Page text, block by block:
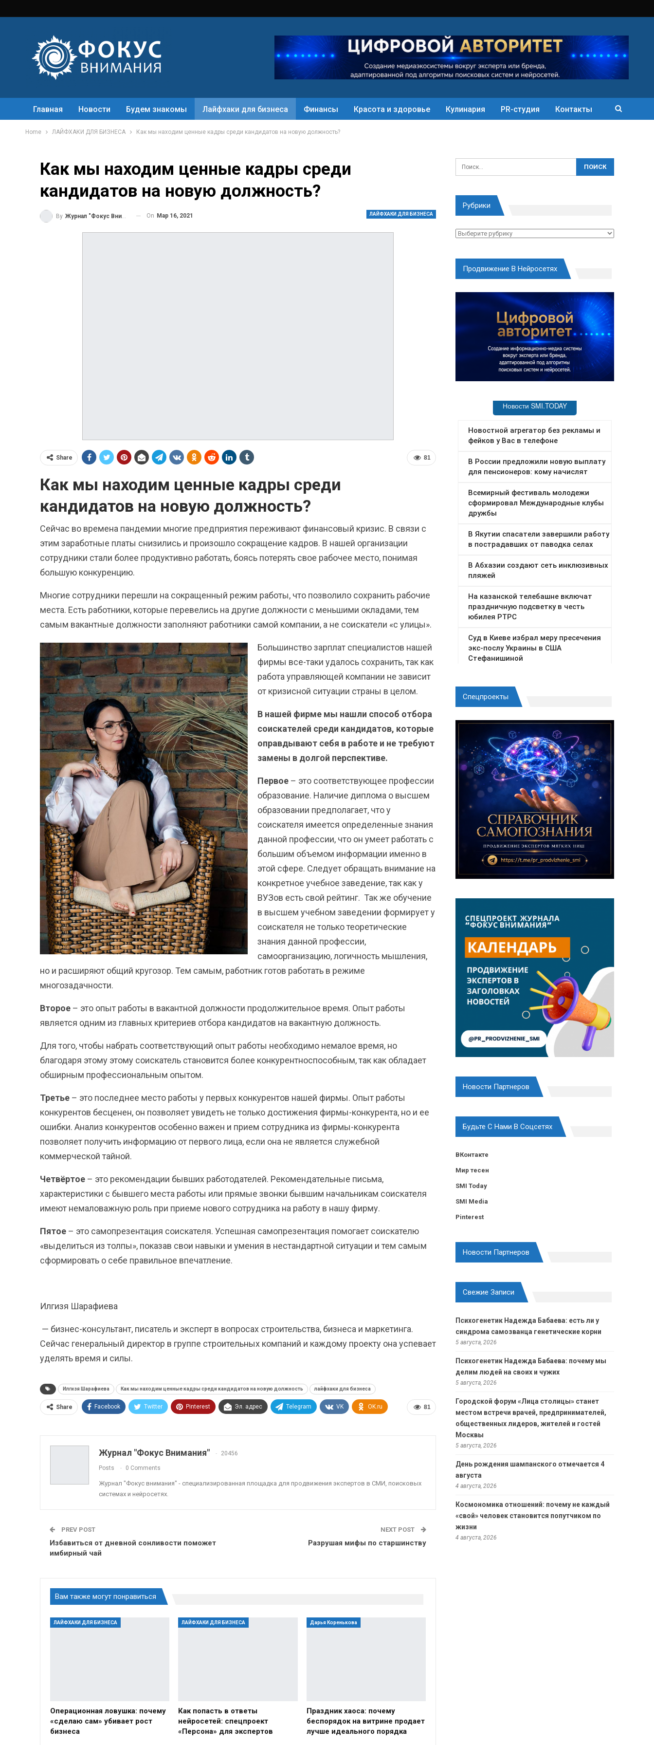
Главная Новости Будем знакомы Лайфхаки для бизнеса Финансы Красота и здоровье Кулинария PR-студия Контакты
Home ЛАЙФХАКИ ДЛЯ БИЗНЕСА Как мы находим ценные кадры среди кандидатов на новую должность?
Как мы находим ценные кадры среди
кандидатов на новую должность?
ЛАЙФХАКИ ДЛЯ БИЗНЕСА
By Журнал "Фокус Внимания" On Мар 16, 2021
81
Share
Как мы находим ценные кадры среди
кандидатов на новую должность?
Сейчас во времена пандемии многие предприятия переживают финансовый кризис. В связи с
этим заработные платы снизились и произошло сокращение кадров. В нашей организации
сотрудники стали более продуктивно работать, боясь потерять свое рабочее место, понимая
большую конкуренцию.
Многие сотрудники перешли на сокращенный режим работы, что позволило сохранить рабочие
места. Есть работники, которые перевелись на другие должности с меньшими окладами, тем
самым вакантные должности заполняют работники самой компании, а не соискатели «с улицы».
Большинство зарплат специалистов нашей
фирмы все-таки удалось сохранить, так как
работа управляющей компании не зависит
от кризисной ситуации страны в целом.
В нашей фирме мы нашли способ отбора
соискателей среди кандидатов, которые
оправдывают себя в работе и не требуют
замены в долгой перспективе.
Первое – это соответствующее профессии
образование. Наличие диплома о высшем
образовании предполагает, что у
соискателя имеется определенные знания
данной профессии, что он умеет работать с
большим объемом информации именно в
этой сфере. Следует обращать внимание на
конкретное учебное заведение, так как у
ВУЗов есть свой рейтинг. Так же обучение
в высшем учебном заведении формирует у
соискателя не только теоретические
знания данной профессии,
самоорганизацию, логичность мышления,
но и расширяют общий кругозор. Тем самым, работник готов работать в режиме
многозадачности.
Второе – это опыт работы в вакантной должности продолжительное время. Опыт работы
является одним из главных критериев отбора кандидатов на вакантную должность.
Для того, чтобы набрать соответствующий опыт работы необходимо немалое время, но
благодаря этому этому соискатель становится более конкурентноспособным, так как обладает
обширным профессиональным опытом.
Третье – это последнее место работы у первых конкурентов нашей фирмы. Опыт работы
конкурентов бесценен, он позволяет увидеть не только достижения фирмы-конкурента, но и ее
ошибки. Анализ конкурентов особенно важен и прием сотрудника из фирмы-конкурента
позволяет получить информацию от первого лица, если она не является служебной
коммерческой тайной.
Четвёртое – это рекомендации бывших работодателей. Рекомендательные письма,
характеристики с бывшего места работы или прямые звонки бывшим начальникам соискателя
имеют немаловажную роль при приеме нового сотрудника на работу в нашу фирму.
Пятое – это самопрезентация соискателя. Успешная самопрезентация помогает соискателю
«выделиться из толпы», показав свои навыки и умения в нестандартной ситуации и тем самым
сформировать о себе правильное впечатление.
Илгизя Шарафиева
— бизнес-консультант, писатель и эксперт в вопросах строительства, бизнеса и маркетинга.
Сейчас генеральный директор в группе строительных компаний и каждому проекту она успевает
уделять время и силы.
Илгизя Шарафиева Как мы находим ценные кадры среди кандидатов на новую должность лайфхаки для бизнеса
81
Share Facebook Twitter Pinterest Эл. адрес Telegram VK OK.ru
Журнал "Фокус Внимания" 20456
Posts 0 Comments
Журнал "Фокус внимания" - специализированная площадка для продвижения экспертов в СМИ, поисковых
системах и нейросетях.
PREV POST
Избавиться от дневной сонливости поможет
имбирный чай
NEXT POST
Разрушая мифы по старшинству
Вам также могут понравиться
ЛАЙФХАКИ ДЛЯ БИЗНЕСА
Операционная ловушка: почему
«сделаю сам» убивает рост
бизнеса
ЛАЙФХАКИ ДЛЯ БИЗНЕСА
Как попасть в ответы
нейросетей: спецпроект
«Персона» для экспертов
Дарья Коренькова
Праздник хаоса: почему
беспорядок на витрине продает
лучше идеального порядка
Рубрики
Рубрики
Продвижение В Нейросетях
Спецпроекты
Новости Партнеров
Будьте С Нами В Соцсетях
ВКонтакте
Мир тесен
SMI Today
SMI Media
Pinterest
Новости Партнеров
Свежие Записи
Психогенетик Надежда Бабаева: есть ли у
синдрома самозванца генетические корни
5 августа, 2026
Психогенетик Надежда Бабаева: почему мы
делим людей на своих и чужих
5 августа, 2026
Городской форум «Лица столицы» станет
местом встречи врачей, предпринимателей,
общественных лидеров, жителей и гостей
Москвы
5 августа, 2026
День рождения шампанского отмечается 4
августа
4 августа, 2026
Космономика отношений: почему не каждый
«свой» человек становится попутчиком по
жизни
4 августа, 2026